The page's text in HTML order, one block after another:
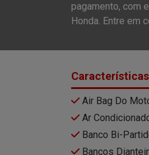
pagamento, com
Honda. Entre em
Air Bag Do
Ar
Banco Bi-
Bancos